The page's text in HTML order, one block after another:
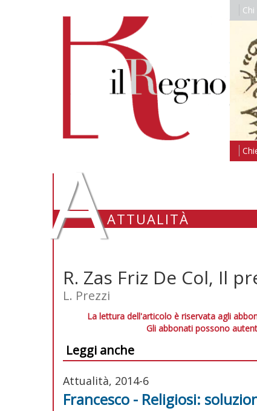
AATTUALITÀ
R. Zas Friz De Col, Il
L. Prezzi
La lettura dell'articolo è riservata agli
Gli abbonati possono
Leggi anche
Attualità, 2014-6
Francesco - Religiosi: